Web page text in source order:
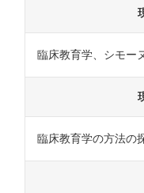
臨床教育学、シモー
臨床教育学の方法の